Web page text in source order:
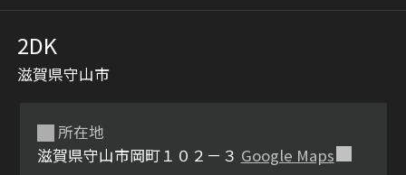
2DK
滋賀県守山市
所在地
滋賀県守山市岡町１０２－３ Google Maps